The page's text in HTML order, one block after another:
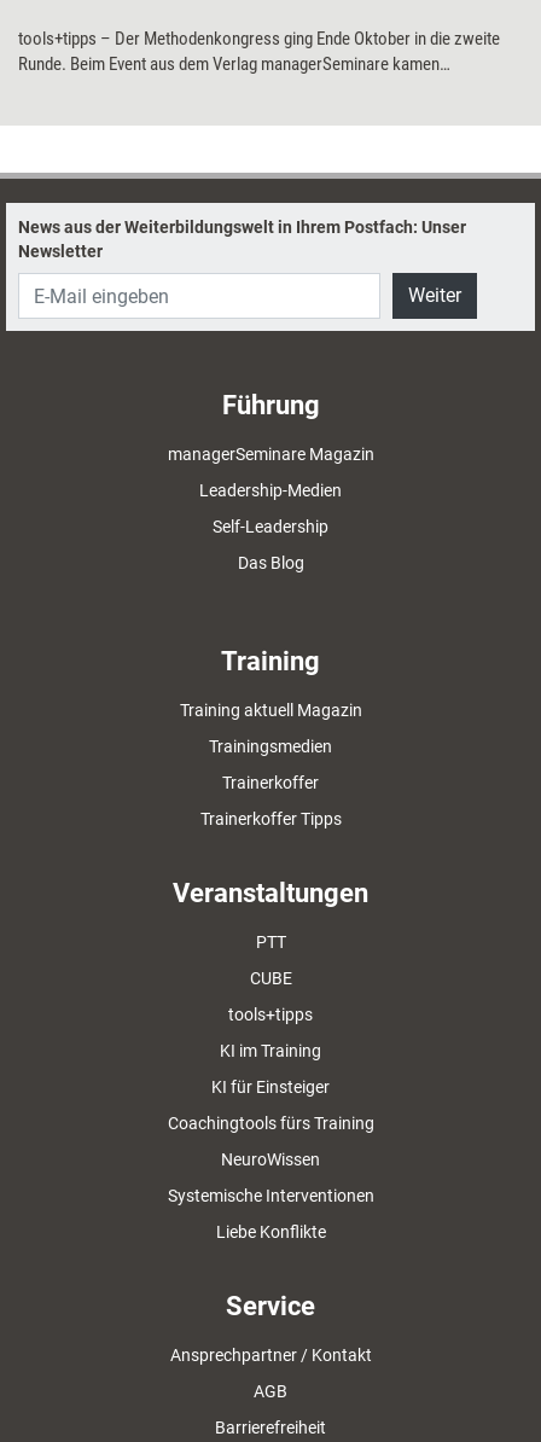
tools+tipps – Der Methodenkongress ging Ende Oktober in die zweite
Runde. Beim Event aus dem Verlag managerSeminare kamen
News aus der Weiterbildungswelt in Ihrem Postfach: Unser
Newsletter
Weiter
Führung
managerSeminare Magazin
Leadership-Medien
Self-Leadership
Das Blog
Training
Training aktuell Magazin
Trainingsmedien
Trainerkoffer
Trainerkoffer Tipps
Veranstaltungen
PTT
CUBE
tools+tipps
KI im Training
KI für Einsteiger
Coachingtools fürs Training
NeuroWissen
Systemische Interventionen
Liebe Konflikte
Service
Ansprechpartner / Kontakt
AGB
Barrierefreiheit